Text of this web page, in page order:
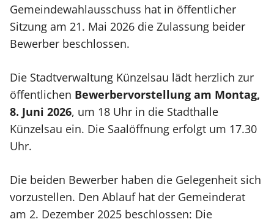
Gemeindewahlausschuss hat in öffentlicher
Sitzung am 21. Mai 2026 die Zulassung beider
Bewerber beschlossen.
Die Stadtverwaltung Künzelsau lädt herzlich zur
öffentlichen Bewerbervorstellung am Montag,
8. Juni 2026, um 18 Uhr in die Stadthalle
Künzelsau ein. Die Saalöffnung erfolgt um 17.30
Uhr.
Die beiden Bewerber haben die Gelegenheit sich
vorzustellen. Den Ablauf hat der Gemeinderat
am 2. Dezember 2025 beschlossen: Die